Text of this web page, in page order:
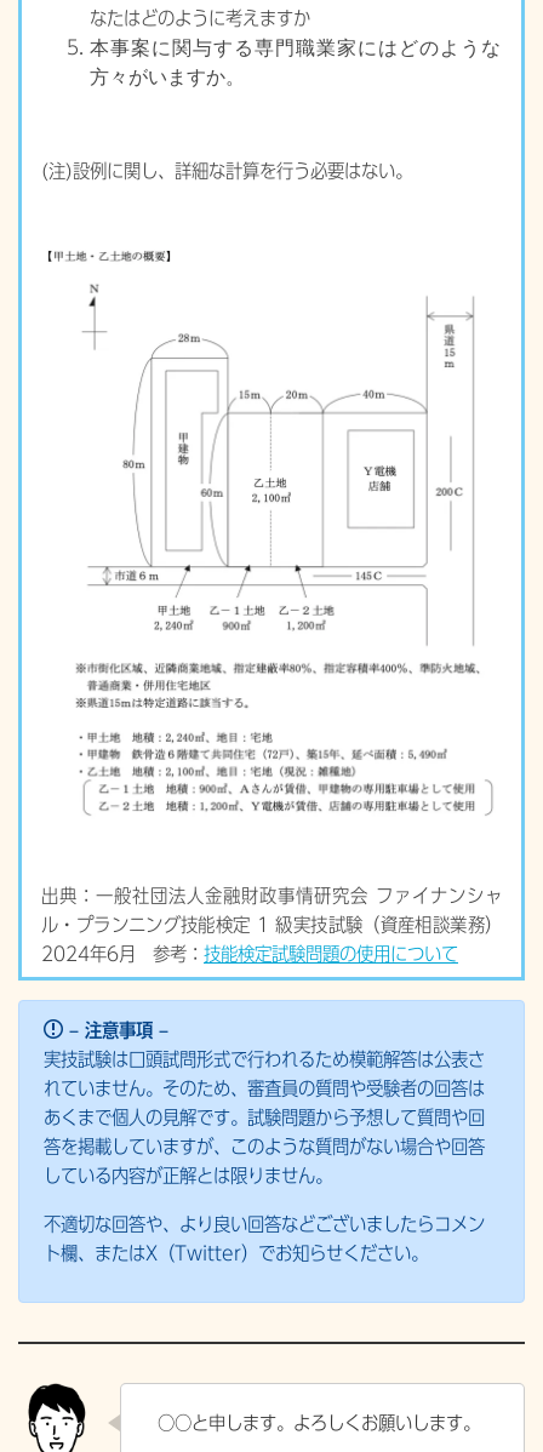
なたはどのように考えますか
本事案に関与する専門職業家にはどのような
方々がいますか。
(注)設例に関し、詳細な計算を行う必要はない。
出典：一般社団法人金融財政事情研究会 ファイナンシャ
ル・プランニング技能検定 1 級実技試験（資産相談業務）
2024年6月 参考： 技能検定試験問題の使用について
– 注意事項 –
実技試験は口頭試問形式で行われるため模範解答は公表さ
れていません。そのため、審査員の質問や受験者の回答は
あくまで個人の見解です。試験問題から予想して質問や回
答を掲載していますが、このような質問がない場合や回答
している内容が正解とは限りません。
不適切な回答や、より良い回答などございましたらコメン
ト欄、またはX（Twitter）でお知らせください。
○○と申します。よろしくお願いします。